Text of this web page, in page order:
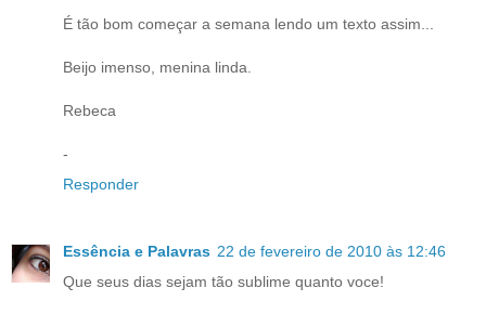
É tão bom começar a semana lendo um texto assim...
Beijo imenso, menina linda.
Rebeca
-
Responder
Essência e Palavras 22 de fevereiro de 2010 às 12:46
Que seus dias sejam tão sublime quanto voce!